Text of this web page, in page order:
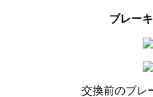
ブレー
交換前のブレ